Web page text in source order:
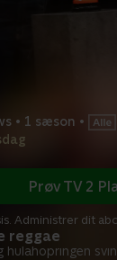
• 1 sæson •
reggae
hulahopringen
Prøv TV 2
Administrer dit